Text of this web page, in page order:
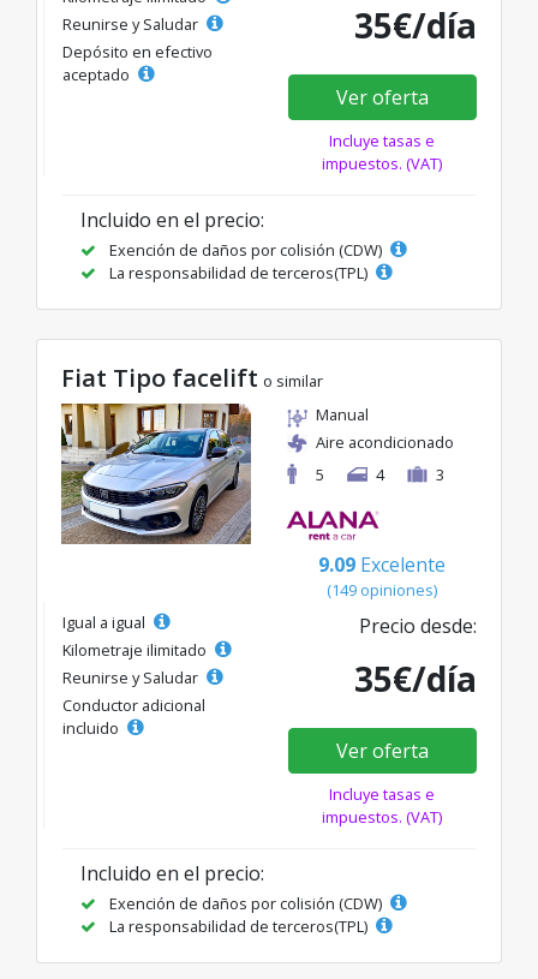
Reunirse y Saludar
Depósito en efectivo
aceptado
35€/día
Ver oferta
Incluye tasas e
impuestos. (VAT)
Incluido en el precio:
Exención de daños por colisión (CDW)
La responsabilidad de terceros(TPL)
Fiat Tipo facelift o similar
Manual
Aire acondicionado
5
4 3
9.09 Excelente
(149 opiniones)
Igual a igual
Kilometraje ilimitado
Reunirse y Saludar
Conductor adicional
incluido
Precio desde:
35€/día
Ver oferta
Incluye tasas e
impuestos. (VAT)
Incluido en el precio:
Exención de daños por colisión (CDW)
La responsabilidad de terceros(TPL)